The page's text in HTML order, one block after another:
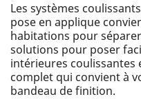
Les systèmes coulissants
pose en applique
habitations pour
solutions pour poser
intérieures coulissantes
complet qui convient à
bandeau de finition.